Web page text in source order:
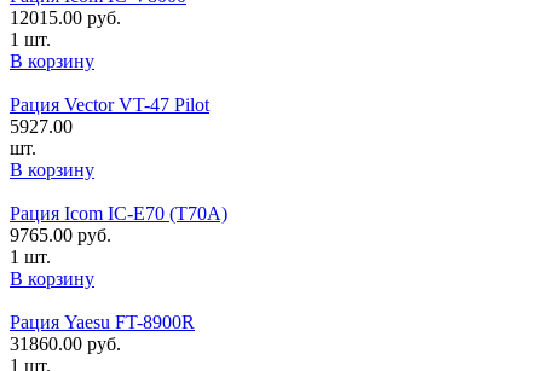
12015.00 руб.
1 шт.
В корзину
Рация Vector VT-47 Pilot
5927.00
шт.
В корзину
Рация Icom IC-E70 (T70A)
9765.00 руб.
1 шт.
В корзину
Рация Yaesu FT-8900R
31860.00 руб.
1 шт.